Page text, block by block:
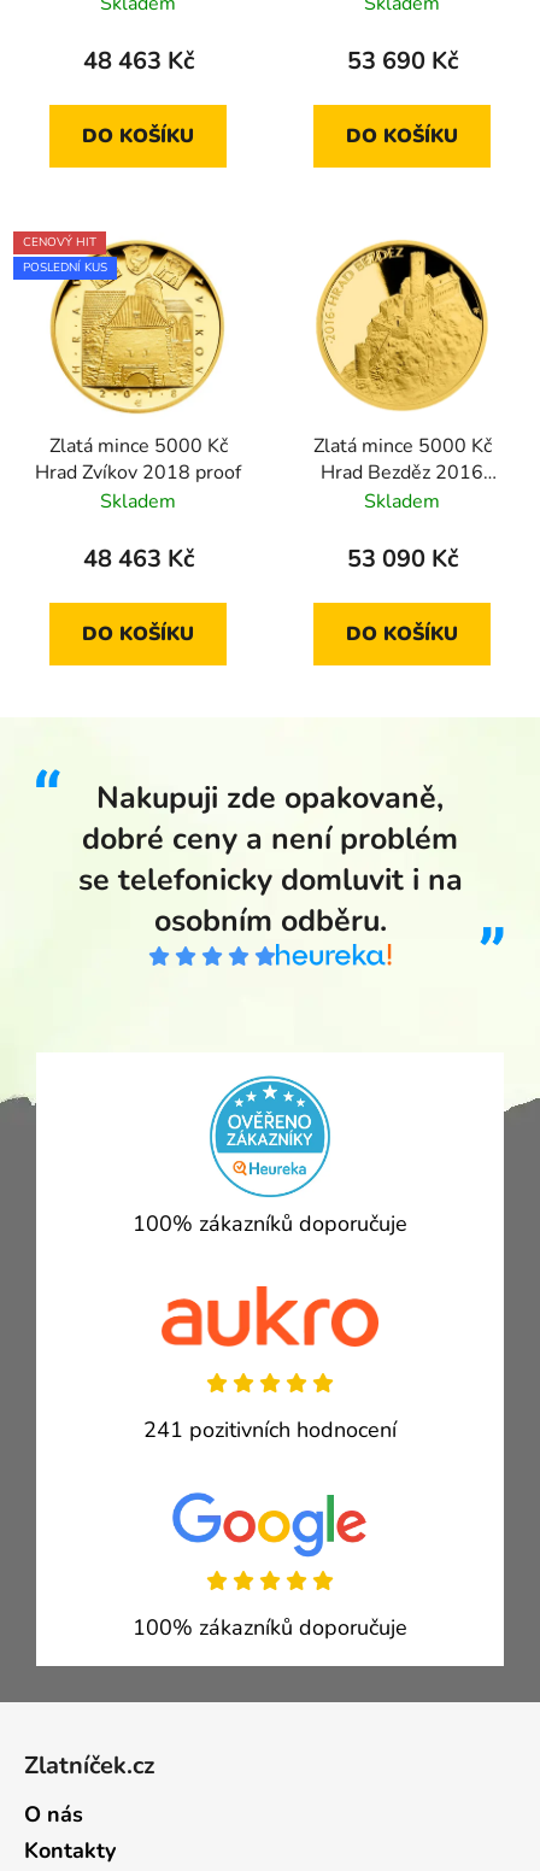
48 463 Kč
DO KOŠÍKU
53 690 Kč
DO KOŠÍKU
CENOVÝ HIT
POSLEDNÍ KUS
Zlatá mince 5000 Kč
Hrad Zvíkov 2018 proof
Skladem
48 463 Kč
DO KOŠÍKU
Zlatá mince 5000 Kč
Hrad Bezděz 2016
proof
Skladem
53 090 Kč
DO KOŠÍKU
Nakupuji zde opakovaně,
dobré ceny a není problém
se telefonicky domluvit i na
osobním odběru.
100% zákazníků doporučuje
241 pozitivních hodnocení
100% zákazníků doporučuje
Zlatníček.cz
O nás
Kontakty